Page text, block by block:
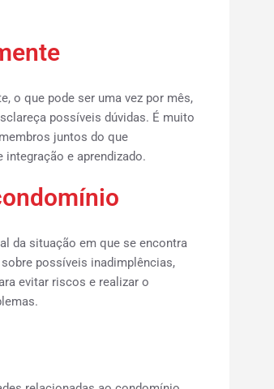
o que pode ser uma vez por mês,
possíveis dúvidas. É muito
juntos do que
e aprendizado.
da situação em que se encontra
possíveis inadimplências,
evitar riscos e realizar o